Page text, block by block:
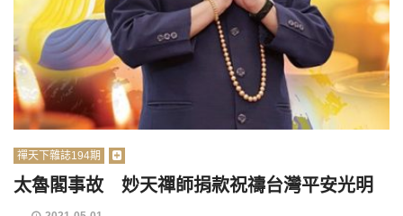
禪天下雜誌194期
太魯閣事故 妙天禪師捐款祝禱台灣平安光明